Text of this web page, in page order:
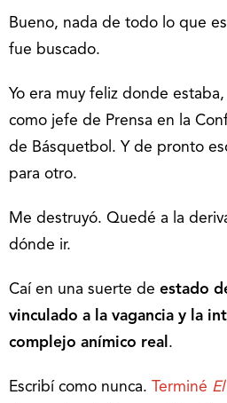
Bueno, nada de todo lo que
fue buscado.
Yo era muy feliz donde
como jefe de Prensa en la
de Básquetbol. Y de pronto
para otro.
Me destruyó. Quedé a la
dónde ir.
Caí en una suerte de estado
vinculado a la vagancia y la
complejo anímico real .
Escribí como nunca. Terminé